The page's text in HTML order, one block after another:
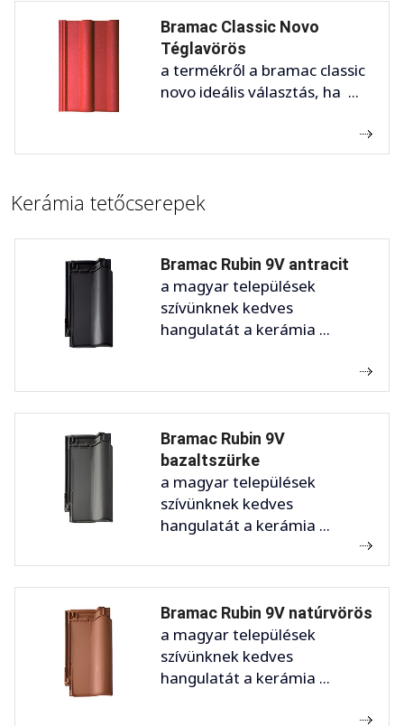
Bramac Classic Novo
Téglavörös
a termékről a bramac classic
novo ideális választás, ha ...
Kerámia tetőcserepek
Bramac Rubin 9V antracit
a magyar települések
szívünknek kedves
hangulatát a kerámia ...
Bramac Rubin 9V
bazaltszürke
a magyar települések
szívünknek kedves
hangulatát a kerámia ...
Bramac Rubin 9V natúrvörös
a magyar települések
szívünknek kedves
hangulatát a kerámia ...